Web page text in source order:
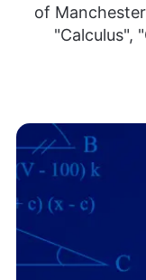
of
"Calculus",